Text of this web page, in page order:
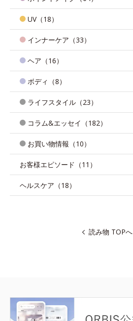
UV（18）
インナーケア（33）
ヘア（16）
ボディ（8）
ライフスタイル（23）
コラム&エッセイ（182）
お買い物情報（10）
お客様エピソード（11）
ヘルスケア（18）
読み物 TOPへ